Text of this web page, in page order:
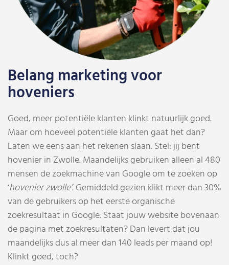
Belang marketing voor
hoveniers
Goed, meer potentiële klanten klinkt natuurlijk goed.
Maar om hoeveel potentiële klanten gaat het dan?
Laten we eens aan het rekenen slaan. Stel: jij bent
hovenier in Zwolle. Maandelijks gebruiken alleen al 480
mensen de zoekmachine van Google om te zoeken op
‘hovenier zwolle’.Gemiddeld gezien klikt meer dan 30%
van de gebruikers op het eerste organische
zoekresultaat in Google. Staat jouw website bovenaan
de pagina met zoekresultaten? Dan levert dat jou
maandelijks dus al meer dan 140 leads per maand op!
Klinkt goed, toch?